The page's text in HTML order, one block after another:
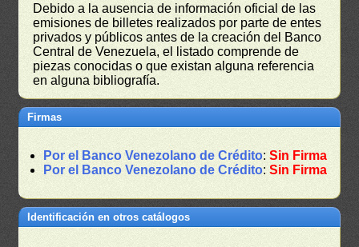
Debido a la ausencia de información oficial de las
emisiones de billetes realizados por parte de entes
privados y públicos antes de la creación del Banco
Central de Venezuela, el listado comprende de
piezas conocidas o que existan alguna referencia
en alguna bibliografía.
Firmas
Por el Banco Venezolano de Crédito:Sin Firma
Por el Banco Venezolano de Crédito:Sin Firma
Identificación en otros catálogos